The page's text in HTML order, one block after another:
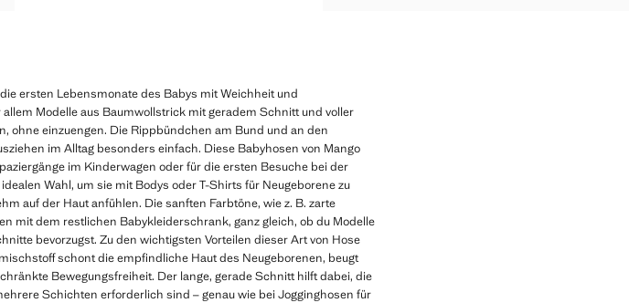
ersten Lebensmonate des Babys mit Weichheit und
Modelle aus Baumwollstrick mit geradem Schnitt und voller
ohne einzuengen. Die Rippbündchen am Bund und an den
im Alltag besonders einfach. Diese Babyhosen von Mango
im Kinderwagen oder für die ersten Besuche bei der
Wahl, um sie mit Bodys oder T-Shirts für Neugeborene zu
auf der Haut anfühlen. Die sanften Farbtöne, wie z. B. zarte
mit dem restlichen Babykleiderschrank, ganz gleich, ob du Modelle
bevorzugst. Zu den wichtigsten Vorteilen dieser Art von Hose
schont die empfindliche Haut des Neugeborenen, beugt
Bewegungsfreiheit. Der lange, gerade Schnitt hilft dabei, die
Schichten erforderlich sind – genau wie bei Jogginghosen für